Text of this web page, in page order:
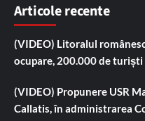
Articole recente
(VIDEO) Litoralul
ocupare, 200.000 de turiști
(VIDEO) Propunere USR
Callatis, în administrarea